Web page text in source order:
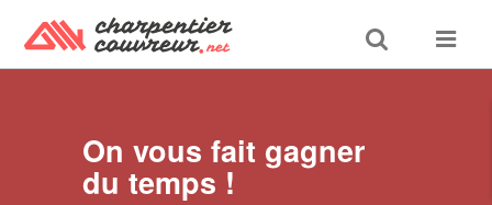
Toggle
search
Toggle
On vous fait gagner
du temps !